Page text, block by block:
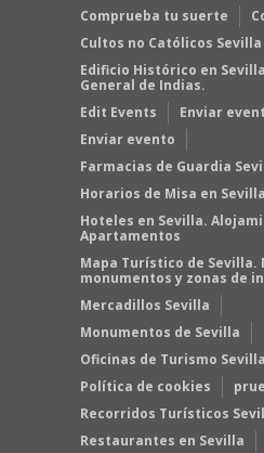
Comprueba tu suerte
Cultos no Católicos Sevilla
Edificio Histórico en
General de Indias.
Edit Events
Enviar
Enviar evento
Farmacias de Guardia
Horarios de Misa en Sevilla
Hoteles en Sevilla.
Apartamentos
Mapa Turístico de Sevilla.
monumentos y zonas de
Mercadillos Sevilla
Monumentos de Sevilla
Oficinas de Turismo Sevilla
Política de cookies
Recorridos Turísticos
Restaurantes en Sevilla